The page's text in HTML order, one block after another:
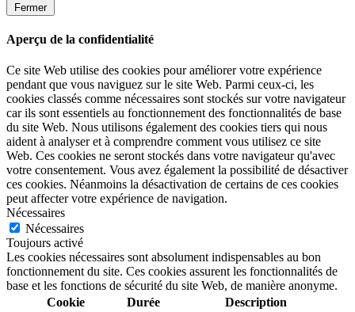
Fermer
Aperçu de la confidentialité
Ce site Web utilise des cookies pour améliorer votre expérience
pendant que vous naviguez sur le site Web. Parmi ceux-ci, les
cookies classés comme nécessaires sont stockés sur votre navigateur
car ils sont essentiels au fonctionnement des fonctionnalités de base
du site Web. Nous utilisons également des cookies tiers qui nous
aident à analyser et à comprendre comment vous utilisez ce site
Web. Ces cookies ne seront stockés dans votre navigateur qu'avec
votre consentement. Vous avez également la possibilité de désactiver
ces cookies. Néanmoins la désactivation de certains de ces cookies
peut affecter votre expérience de navigation.
Nécessaires
Nécessaires
Toujours activé
Les cookies nécessaires sont absolument indispensables au bon
fonctionnement du site. Ces cookies assurent les fonctionnalités de
base et les fonctions de sécurité du site Web, de manière anonyme.
Cookie
Durée Description